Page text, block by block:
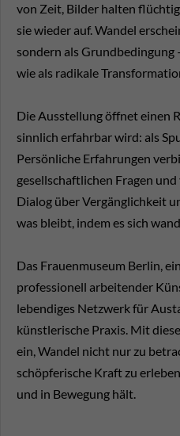
von Zeit, Bilder halten
sie wieder auf. Wandel
sondern als Grundbedingung
wie als radikale
Die Ausstellung öffnet einen
sinnlich erfahrbar wird: als
Persönliche Erfahrungen
gesellschaftlichen Fragen
Dialog über Vergänglichkeit
was bleibt, indem es sich
Das Frauenmuseum Berlin,
professionell arbeitender
lebendiges Netzwerk für
künstlerische Praxis. Mit
ein, Wandel nicht nur zu
schöpferische Kraft zu
und in Bewegung hält.